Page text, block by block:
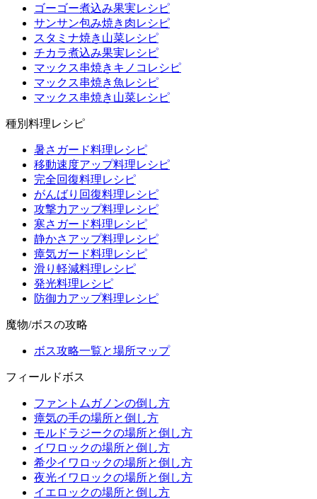
ゴーゴー煮込み果実レシピ
サンサン包み焼き肉レシピ
スタミナ焼き山菜レシピ
チカラ煮込み果実レシピ
マックス串焼きキノコレシピ
マックス串焼き魚レシピ
マックス串焼き山菜レシピ
種別料理レシピ
暑さガード料理レシピ
移動速度アップ料理レシピ
完全回復料理レシピ
がんばり回復料理レシピ
攻撃力アップ料理レシピ
寒さガード料理レシピ
静かさアップ料理レシピ
瘴気ガード料理レシピ
滑り軽減料理レシピ
発光料理レシピ
防御力アップ料理レシピ
魔物/ボスの攻略
ボス攻略一覧と場所マップ
フィールドボス
ファントムガノンの倒し方
瘴気の手の場所と倒し方
モルドラジークの場所と倒し方
イワロックの場所と倒し方
希少イワロックの場所と倒し方
夜光イワロックの場所と倒し方
イエロックの場所と倒し方